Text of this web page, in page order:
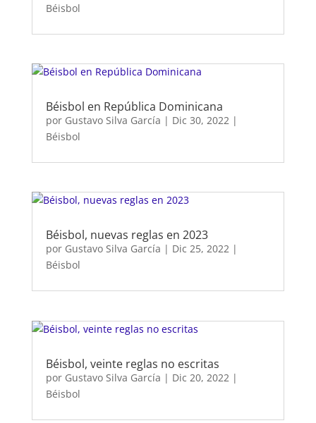
Béisbol
Béisbol en República Dominicana
por Gustavo Silva García | Dic 30, 2022|
Béisbol
Béisbol, nuevas reglas en 2023
por Gustavo Silva García | Dic 25, 2022|
Béisbol
Béisbol, veinte reglas no escritas
por Gustavo Silva García | Dic 20, 2022 |
Béisbol